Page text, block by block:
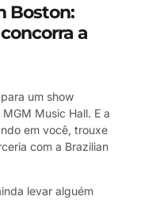
Boston:
a
um show
Music Hall. E a
em você, trouxe
com a Brazilian
levar alguém